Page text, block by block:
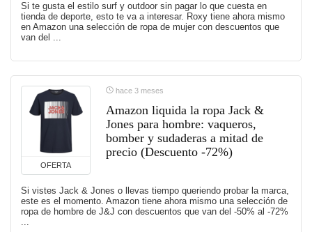
Si te gusta el estilo surf y outdoor sin pagar lo que cuesta en
tienda de deporte, esto te va a interesar. Roxy tiene ahora mismo
en Amazon una selección de ropa de mujer con descuentos que
van del ...
OFERTA
hace 3 meses
Amazon liquida la ropa Jack &
Jones para hombre: vaqueros,
bomber y sudaderas a mitad de
precio (Descuento -72%)
Si vistes Jack & Jones o llevas tiempo queriendo probar la marca,
este es el momento. Amazon tiene ahora mismo una selección de
ropa de hombre de J&J con descuentos que van del -50% al -72%
...